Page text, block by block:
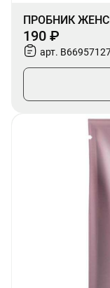
ПРОБНИК
190 ₽
арт.